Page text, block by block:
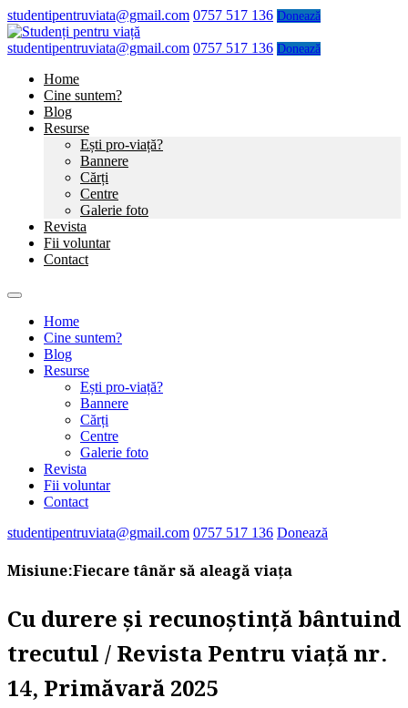
studentipentruviata@gmail.com 0757 517 136 Donează
studentipentruviata@gmail.com 0757 517 136 Donează
Home
Cine suntem?
Blog
Resurse
Ești pro-viață?
Bannere
Cărți
Centre
Galerie foto
Revista
Fii voluntar
Contact
Home
Cine suntem?
Blog
Resurse
Ești pro-viață?
Bannere
Cărți
Centre
Galerie foto
Revista
Fii voluntar
Contact
studentipentruviata@gmail.com 0757 517 136 Donează
Misiune:Fiecare tânăr să aleagă viața
Cu durere și recunoștință bântuind
trecutul / Revista Pentru viață nr.
14, Primăvară 2025